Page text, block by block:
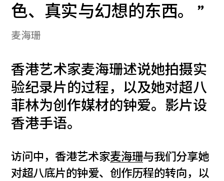
色、真实与幻想的东西。
麦海珊
香港艺术家麦海珊述说她拍摄实
验纪录片的过程，以及她对超八
菲林为创作媒材的钟爱。影片设
香港手语。
访问中，香港艺术家麦海珊与我们分享她
对超八底片的钟爱、创作历程的转向，以